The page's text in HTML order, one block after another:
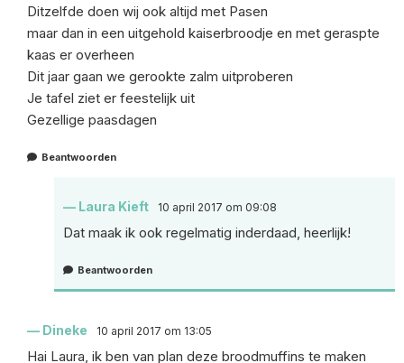
Ditzelfde doen wij ook altijd met Pasen
maar dan in een uitgehold kaiserbroodje en met geraspte
kaas er overheen
Dit jaar gaan we gerookte zalm uitproberen
Je tafel ziet er feestelijk uit
Gezellige paasdagen
Beantwoorden
Laura Kieft 10 april 2017 om 09:08
Dat maak ik ook regelmatig inderdaad, heerlijk!
Beantwoorden
Dineke 10 april 2017 om 13:05
Hai Laura, ik ben van plan deze broodmuffins te maken